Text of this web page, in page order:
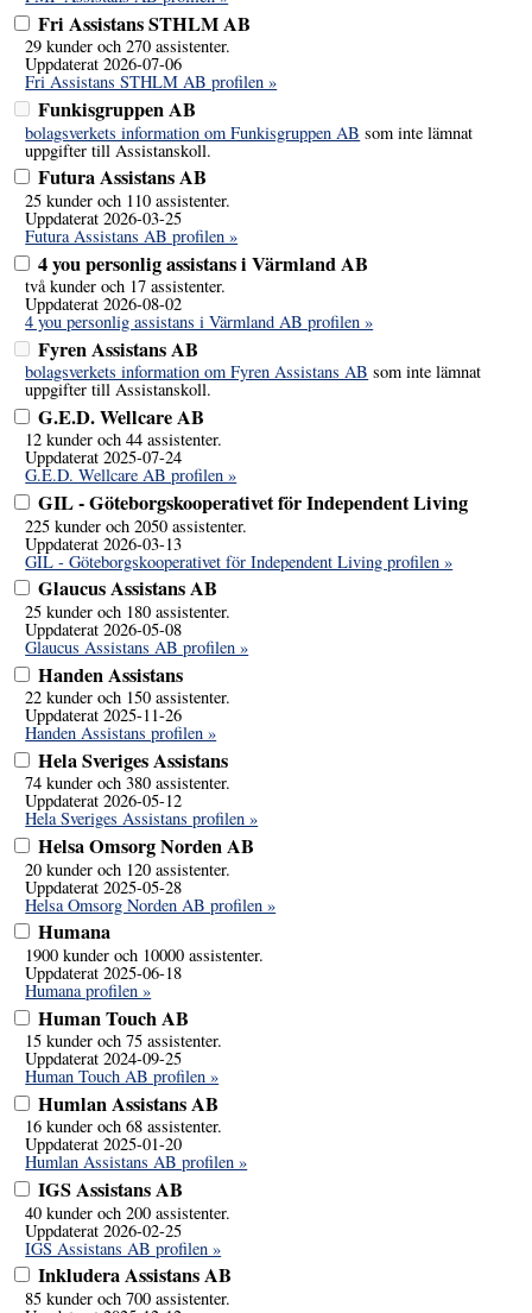
Fri Assistans STHLM AB
29 kunder och 270 assistenter.
Uppdaterat 2026-07-06
Fri Assistans STHLM AB profilen »
Funkisgruppen AB
bolagsverkets information om Funkisgruppen AB som inte lämnat
uppgifter till Assistanskoll.
Futura Assistans AB
25 kunder och 110 assistenter.
Uppdaterat 2026-03-25
Futura Assistans AB profilen »
4 you personlig assistans i Värmland AB
två kunder och 17 assistenter.
Uppdaterat 2026-08-02
4 you personlig assistans i Värmland AB profilen »
Fyren Assistans AB
bolagsverkets information om Fyren Assistans AB som inte lämnat
uppgifter till Assistanskoll.
G.E.D. Wellcare AB
12 kunder och 44 assistenter.
Uppdaterat 2025-07-24
G.E.D. Wellcare AB profilen »
GIL - Göteborgskooperativet för Independent Living
225 kunder och 2050 assistenter.
Uppdaterat 2026-03-13
GIL - Göteborgskooperativet för Independent Living profilen »
Glaucus Assistans AB
25 kunder och 180 assistenter.
Uppdaterat 2026-05-08
Glaucus Assistans AB profilen »
Handen Assistans
22 kunder och 150 assistenter.
Uppdaterat 2025-11-26
Handen Assistans profilen »
Hela Sveriges Assistans
74 kunder och 380 assistenter.
Uppdaterat 2026-05-12
Hela Sveriges Assistans profilen »
Helsa Omsorg Norden AB
20 kunder och 120 assistenter.
Uppdaterat 2025-05-28
Helsa Omsorg Norden AB profilen »
Humana
1900 kunder och 10000 assistenter.
Uppdaterat 2025-06-18
Humana profilen »
Human Touch AB
15 kunder och 75 assistenter.
Uppdaterat 2024-09-25
Human Touch AB profilen »
Humlan Assistans AB
16 kunder och 68 assistenter.
Uppdaterat 2025-01-20
Humlan Assistans AB profilen »
IGS Assistans AB
40 kunder och 200 assistenter.
Uppdaterat 2026-02-25
IGS Assistans AB profilen »
Inkludera Assistans AB
85 kunder och 700 assistenter.